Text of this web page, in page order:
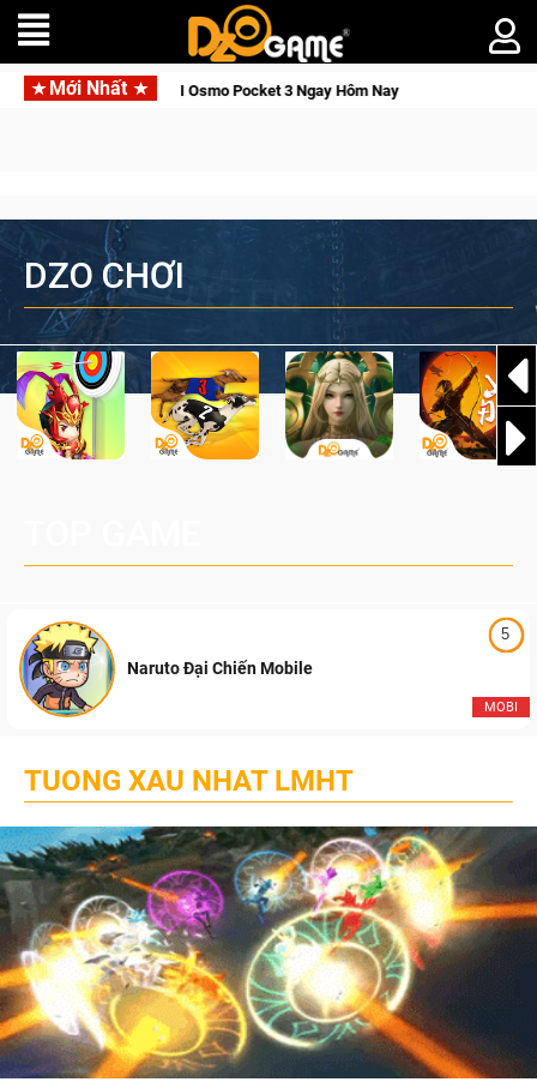
Mới Nhất
Săn DJI Osmo Pocket 3 Ngay Hôm Nay
DZO CHƠI
5
MOBI
Naruto Đại Chiến Mobile
TUONG XAU NHAT LMHT